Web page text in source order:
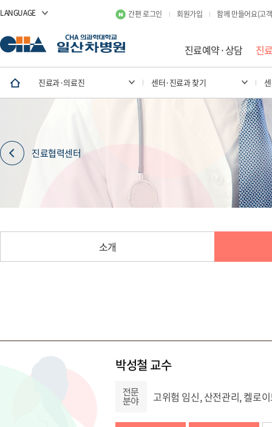
LANGUAGE 간편 로그인 회원가입 함께 만들어요(고
진료예약·상담 진
진료과·의료진 센터·진료과 찾기
진료협력센터
소개
박성철 교수
고위험 임신, 산전관리, 켈로